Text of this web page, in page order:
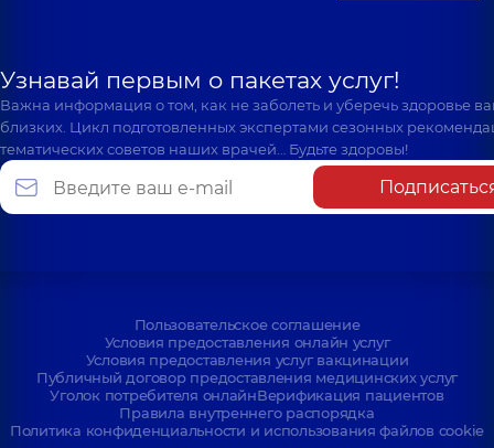
Узнавай первым о пакетах услуг!
Важна информация о том, как не заболеть и уберечь здоровье
близких. Цикл подготовленных экспертами сезонных
тематических советов наших врачей… Будьте здоровы!
Пользовательское соглашение
Условия предоставления онлайн услуг
Условия предоставления услуг вакцинации
Публичный договор предоставления медицинских услуг
Уголок потребителя онлайнВерификация пациентов
Правила внутреннего распорядка
Политика конфиденциальности и использования файлов cookie